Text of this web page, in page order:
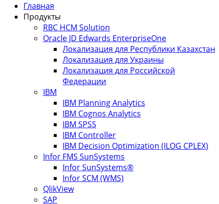
Главная
Продукты
RBC HCM Solution
Oracle JD Edwards EnterpriseOne
Локализация для Республики Казахстан
Локализация для Украины
Локализация для Российской
Федерации
IBM
IBM Planning Analytics
IBM Cognos Analytics
IBM SPSS
IBM Controller
IBM Decision Optimization (ILOG CPLEX)
Infor FMS SunSystems
Infor SunSystems®
Infor SCM (WMS)
QlikView
SAP